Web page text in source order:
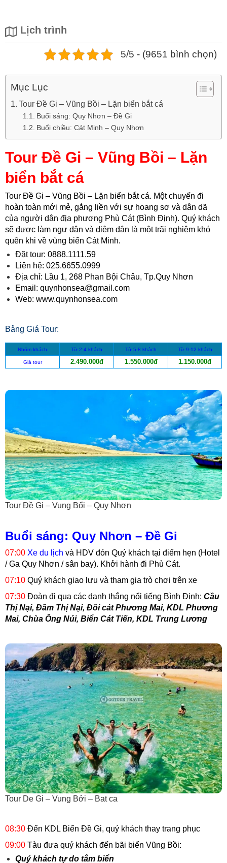
Lịch trình
5/5 - (9651 bình chọn)
Mục Lục
Tour Đề Gi – Vũng Bồi – Lặn biển bắt cá
Buổi sáng: Quy Nhơn – Đề Gi
Buổi chiều: Cát Minh – Quy Nhơn
Tour Đề Gi – Vũng Bồi – Lặn
biển bắt cá
Tour Đề Gi – Vũng Bồi – Lặn biển bắt cá. Một chuyến đi
hoàn toàn mới mẻ, gắng liền với sự hoang sơ và dân dã
của người dân địa phương Phù Cát (Bình Định). Quý khách
sẽ được làm ngư dân và diêm dân là một trãi nghiệm khó
quên khi về vùng biển Cát Minh.
Đặt tour: 0888.1111.59
Liên hệ: 025.6655.0999
Địa chỉ: Lầu 1, 268 Phan Bội Châu, Tp.Quy Nhơn
Email: quynhonsea@gmail.com
Web: www.quynhonsea.com
Bảng Giá Tour:
Nhóm khách Từ 2-4 khách Từ 5-8 khách Từ 9-12 khách
Giá tour 2.490.000đ 1.550.000đ 1.150.000đ
Tour Đề Gi – Vung Bổi – Quy Nhơn
Buổi sáng: Quy Nhơn – Đề Gi
07:00 Xe du lịch và HDV đón Quý khách tại điểm hẹn (Hotel
/ Ga Quy Nhơn / sân bay). Khởi hành đi Phù Cát.
07:10 Quý khách giao lưu và tham gia trò chơi trên xe
07:30 Đoàn đi qua các danh thắng nổi tiếng Bình Định: Cầu
Thị Nại, Đầm Thị Nại, Đồi cát Phương Mai, KDL Phương
Mai, Chùa Ông Núi, Biển Cát Tiến, KDL Trung Lương
Tour De Gi – Vung Bởi – Bat ca
08:30 Đến KDL Biển Đề Gi, quý khách thay trang phục
09:00 Tàu đưa quý khách đến bãi biển Vũng Bồi:
Quý khách tự do tắm biển